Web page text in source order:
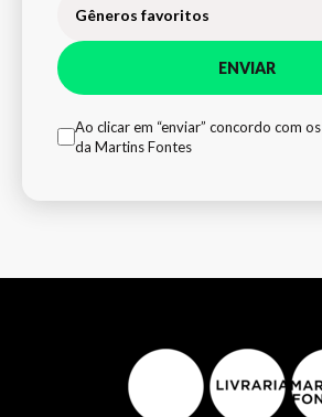
Gêneros favoritos
ENVIAR
Ao clicar em “enviar” concordo com os
da Martins Fontes